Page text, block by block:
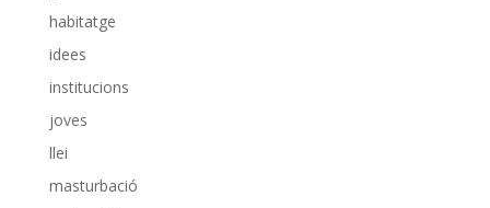
habitatge
idees
institucions
joves
llei
masturbació